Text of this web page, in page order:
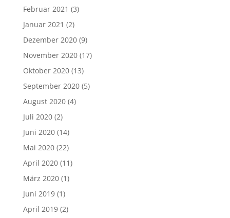
Februar 2021 (3)
Januar 2021 (2)
Dezember 2020(9)
November 2020(17)
Oktober 2020(13)
September 2020(5)
August 2020(4)
Juli 2020(2)
Juni 2020(14)
Mai 2020(22)
April 2020(11)
März 2020(1)
Juni 2019(1)
April 2019(2)